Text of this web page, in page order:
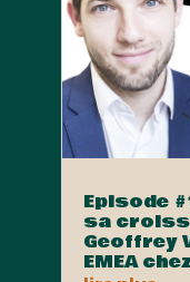
Episode
sa
Geoffrey
EMEA